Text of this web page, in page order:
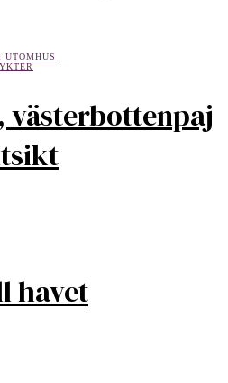
västerbottenpaj
havet